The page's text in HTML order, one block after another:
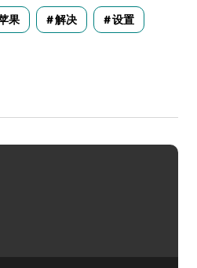
果 解决 设置